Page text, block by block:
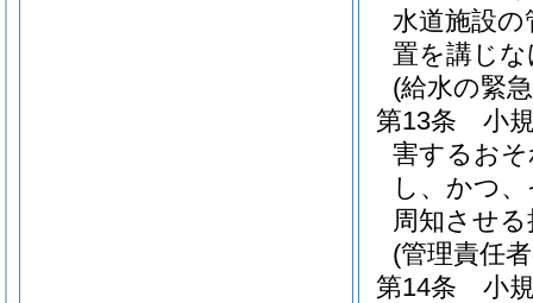
水道施設
置を講じ
(給水の緊
第13条
小
害するお
し、かつ
周知させ
(管理責任
第14条
小